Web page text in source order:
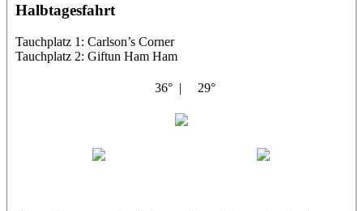
Halbtagesfahrt
Tauchplatz 1: Carlson’s Corner
Tauchplatz 2: Giftun Ham Ham
36° | 29°